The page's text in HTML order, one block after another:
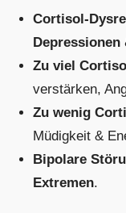
Cortisol-
Zu viel
verstärken,
Zu wenig
Müdigkeit &
Bipolare
Extremen.